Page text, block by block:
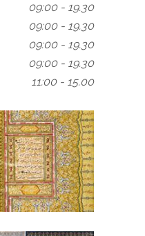
09:00 - 19.30
09:00 - 19.30
09:00 - 19.30
09:00 - 19.30
11:00 - 15.00